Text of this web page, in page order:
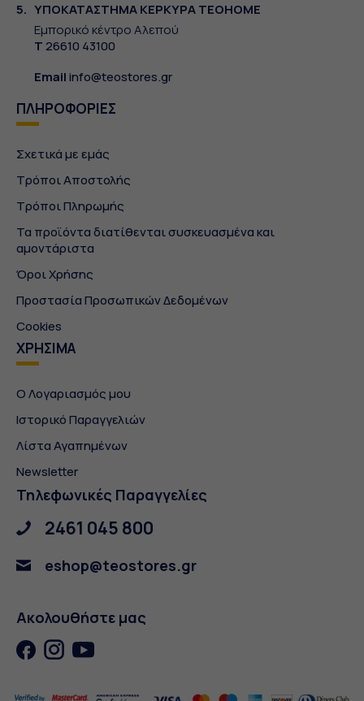
5. ΥΠΟΚΑΤΑΣΤΗΜΑ ΚΕΡΚΥΡΑ TEOHOME
Εμπορικό κέντρο Αλεπού
Τ26610 43100
Emailinfo@teostores.gr
ΠΛΗΡΟΦΟΡΙΕΣ
Σχετικά με εμάς
Τρόποι Αποστολής
Τρόποι Πληρωμής
Τα προϊόντα διατίθενται συσκευασμένα και
αμοντάριστα
Όροι Χρήσης
Προστασία Προσωπικών Δεδομένων
Cookies
ΧΡΗΣΙΜΑ
Ο Λογαριασμός μου
Ιστορικό Παραγγελιών
Λίστα Αγαπημένων
Newsletter
Τηλεφωνικές Παραγγελίες
2461 045 800
eshop@teostores.gr
Ακολουθήστε μας